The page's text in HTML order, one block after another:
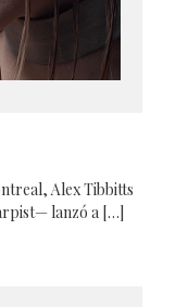
Alex Tibbitts
lanzó a […]